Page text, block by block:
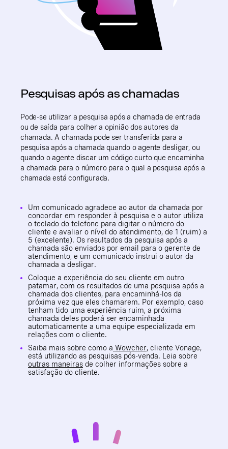
Pesquisas após as chamadas
Pode-se utilizar a pesquisa após a chamada de entrada
ou de saída para colher a opinião dos autores da
chamada. A chamada pode ser transferida para a
pesquisa após a chamada quando o agente desligar, ou
quando o agente discar um código curto que encaminha
a chamada para o número para o qual a pesquisa após a
chamada está configurada.
Um comunicado agradece ao autor da chamada por
concordar em responder à pesquisa e o autor utiliza
o teclado do telefone para digitar o número do
cliente e avaliar o nível do atendimento, de 1 (ruim) a
5 (excelente). Os resultados da pesquisa após a
chamada são enviados por email para o gerente de
atendimento, e um comunicado instrui o autor da
chamada a desligar.
Coloque a experiência do seu cliente em outro
patamar, com os resultados de uma pesquisa após a
chamada dos clientes, para encaminhá-los da
próxima vez que eles chamarem. Por exemplo, caso
tenham tido uma experiência ruim, a próxima
chamada deles poderá ser encaminhada
automaticamente a uma equipe especializada em
relações com o cliente.
Saiba mais sobre como a Wowcher, cliente Vonage,
está utilizando as pesquisas pós-venda. Leia sobre
outras maneiras de colher informações sobre a
satisfação do cliente.